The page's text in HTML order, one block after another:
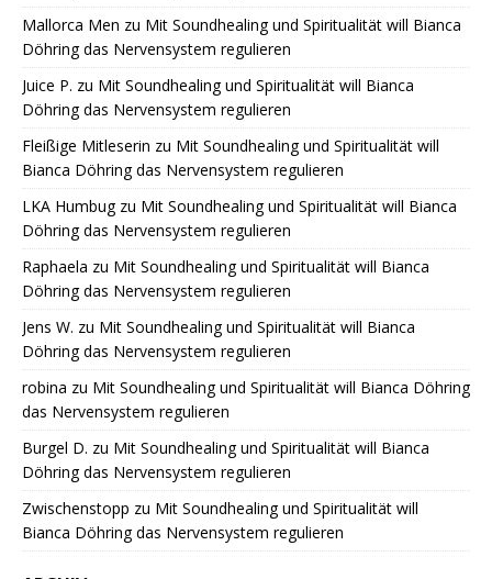
Mallorca Men zu Mit Soundhealing und Spiritualität will Bianca
Döhring das Nervensystem regulieren
Juice P. zu Mit Soundhealing und Spiritualität will Bianca
Döhring das Nervensystem regulieren
Fleißige Mitleserin zu Mit Soundhealing und Spiritualität will
Bianca Döhring das Nervensystem regulieren
LKA Humbugzu Mit Soundhealing und Spiritualität will Bianca
Döhring das Nervensystem regulieren
Raphaela zu Mit Soundhealing und Spiritualität will Bianca
Döhring das Nervensystem regulieren
Jens W. zu Mit Soundhealing und Spiritualität will Bianca
Döhring das Nervensystem regulieren
robina zu Mit Soundhealing und Spiritualität will Bianca Döhring
das Nervensystem regulieren
Burgel D. zu Mit Soundhealing und Spiritualität will Bianca
Döhring das Nervensystem regulieren
Zwischenstopp zu Mit Soundhealing und Spiritualität will
Bianca Döhring das Nervensystem regulieren